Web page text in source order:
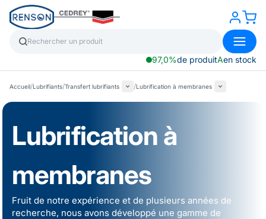
97,0%de produitAen stock
Accueil/Lubrifiants/Transfert lubrifiants /Lubrification à membranes
Lubrification à
membranes
Fruit de notre expérience et de plusieurs années de
recherche, nous avons développé une gamme de